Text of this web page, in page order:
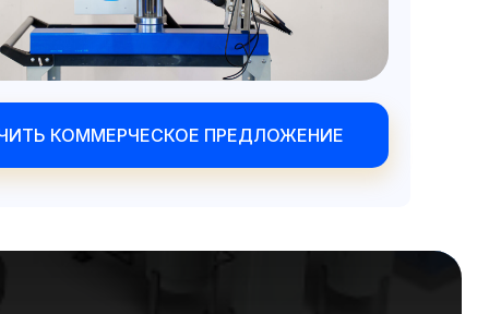
КОММЕРЧЕСКОЕ ПРЕДЛОЖЕНИЕ